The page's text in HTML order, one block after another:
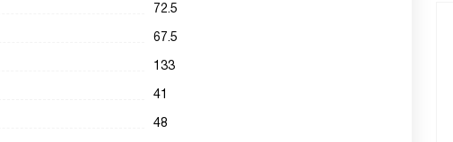
72.5
67.5
133
41
48